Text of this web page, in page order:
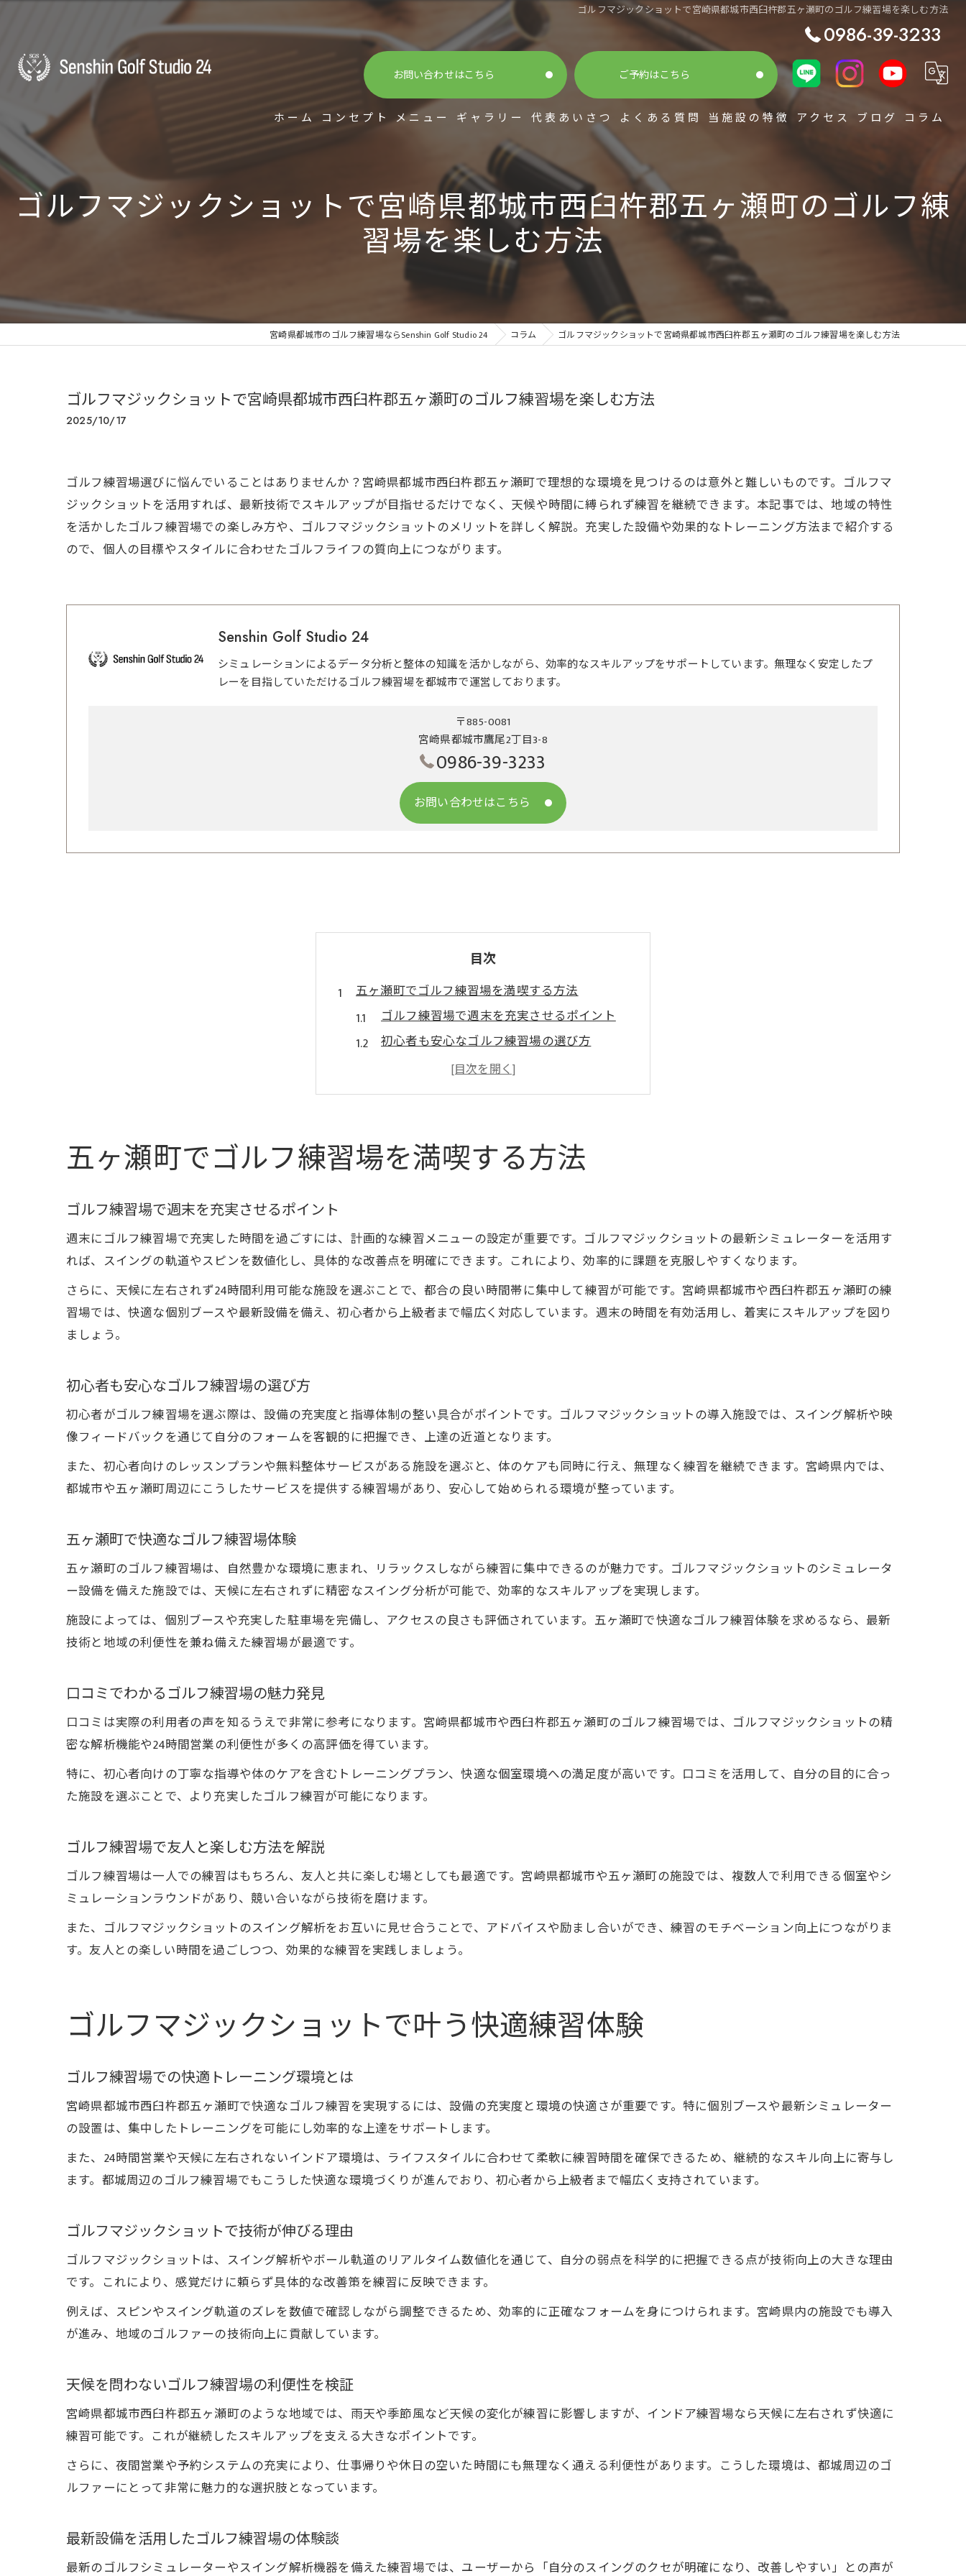
ゴルフマジックショットで宮崎県都城市西臼杵郡五ヶ瀬町のゴルフ練習場を楽しむ方法
0986-39-3233
お問い合わせはこちら ご予約はこちら
ホーム コンセプト メニュー ギャラリー 代表あいさつ よくある質問 当施設の特徴
スコアアップ
初心者
レッスン
アクセス ブログ コラム
ゴルフマジックショットで宮崎県都城市西臼杵郡五ヶ瀬町のゴルフ練
習場を楽しむ方法
宮崎県都城市のゴルフ練習場ならSenshin Golf Studio 24 コラム ゴルフマジックショットで宮崎県都城市西臼杵郡五ヶ瀬町のゴルフ練習場を楽しむ方法
ゴルフマジックショットで宮崎県都城市西臼杵郡五ヶ瀬町のゴルフ練習場を楽しむ方法
2025/10/17
ゴルフ練習場選びに悩んでいることはありませんか？宮崎県都城市西臼杵郡五ヶ瀬町で理想的な環境を見つけるのは意外と難しいものです。ゴルフマ
ジックショットを活用すれば、最新技術でスキルアップが目指せるだけでなく、天候や時間に縛られず練習を継続できます。本記事では、地域の特性
を活かしたゴルフ練習場での楽しみ方や、ゴルフマジックショットのメリットを詳しく解説。充実した設備や効果的なトレーニング方法まで紹介する
ので、個人の目標やスタイルに合わせたゴルフライフの質向上につながります。
Senshin Golf Studio 24
シミュレーションによるデータ分析と整体の知識を活かしながら、効率的なスキルアップをサポートしています。無理なく安定したプ
レーを目指していただけるゴルフ練習場を都城市で運営しております。
〒885-0081
宮崎県都城市鷹尾2丁目3-8
0986-39-3233
お問い合わせはこちら
目次
五ヶ瀬町でゴルフ練習場を満喫する方法
ゴルフ練習場で週末を充実させるポイント
初心者も安心なゴルフ練習場の選び方
五ヶ瀬町で快適なゴルフ練習場体験
口コミでわかるゴルフ練習場の魅力発見
ゴルフマジックショットで叶う快適練習体験
ゴルフ練習場での快適トレーニング環境とは
最新設備を活用したゴルフ練習場の体験談
インドアゴルフ練習場で得られる効果とは
理想のゴルフ練習場選びで差をつける秘訣
長続きするゴルフ練習場の選び方のコツ
ゴルフ練習場の施設設備を徹底チェック
天候を問わない最新練習方法の魅力とは
全天候型ゴルフ練習場の活用術を徹底解説
ゴルフ練習場で雨の日も快適に練習する方法
インドアゴルフ練習場の活用事例を紹介
ゴルフライフ向上へ導く練習場活用術
ゴルフ練習場でスキルアップを目指す方法
効率よく上達できるゴルフ練習場活用法
充実設備で効果実感ゴルフ練習を徹底解説
ゴルフ練習場の最新設備が上達をサポート
快適な個別ブースで集中できる練習環境
ゴルフ練習場で得られる実践的な効果とは
五ヶ瀬町でゴルフ練習場を満喫する方法
ゴルフ練習場で週末を充実させるポイント
週末にゴルフ練習場で充実した時間を過ごすには、計画的な練習メニューの設定が重要です。ゴルフマジックショットの最新シミュレーターを活用す
れば、スイングの軌道やスピンを数値化し、具体的な改善点を明確にできます。これにより、効率的に課題を克服しやすくなります。
さらに、天候に左右されず24時間利用可能な施設を選ぶことで、都合の良い時間帯に集中して練習が可能です。宮崎県都城市や西臼杵郡五ヶ瀬町の練
習場では、快適な個別ブースや最新設備を備え、初心者から上級者まで幅広く対応しています。週末の時間を有効活用し、着実にスキルアップを図り
ましょう。
初心者も安心なゴルフ練習場の選び方
初心者がゴルフ練習場を選ぶ際は、設備の充実度と指導体制の整い具合がポイントです。ゴルフマジックショットの導入施設では、スイング解析や映
像フィードバックを通じて自分のフォームを客観的に把握でき、上達の近道となります。
また、初心者向けのレッスンプランや無料整体サービスがある施設を選ぶと、体のケアも同時に行え、無理なく練習を継続できます。宮崎県内では、
都城市や五ヶ瀬町周辺にこうしたサービスを提供する練習場があり、安心して始められる環境が整っています。
五ヶ瀬町で快適なゴルフ練習場体験
五ヶ瀬町のゴルフ練習場は、自然豊かな環境に恵まれ、リラックスしながら練習に集中できるのが魅力です。ゴルフマジックショットのシミュレータ
ー設備を備えた施設では、天候に左右されずに精密なスイング分析が可能で、効率的なスキルアップを実現します。
施設によっては、個別ブースや充実した駐車場を完備し、アクセスの良さも評価されています。五ヶ瀬町で快適なゴルフ練習体験を求めるなら、最新
技術と地域の利便性を兼ね備えた練習場が最適です。
口コミでわかるゴルフ練習場の魅力発見
口コミは実際の利用者の声を知るうえで非常に参考になります。宮崎県都城市や西臼杵郡五ヶ瀬町のゴルフ練習場では、ゴルフマジックショットの精
密な解析機能や24時間営業の利便性が多くの高評価を得ています。
特に、初心者向けの丁寧な指導や体のケアを含むトレーニングプラン、快適な個室環境への満足度が高いです。口コミを活用して、自分の目的に合っ
た施設を選ぶことで、より充実したゴルフ練習が可能になります。
ゴルフ練習場で友人と楽しむ方法を解説
ゴルフ練習場は一人での練習はもちろん、友人と共に楽しむ場としても最適です。宮崎県都城市や五ヶ瀬町の施設では、複数人で利用できる個室やシ
ミュレーションラウンドがあり、競い合いながら技術を磨けます。
また、ゴルフマジックショットのスイング解析をお互いに見せ合うことで、アドバイスや励まし合いができ、練習のモチベーション向上につながりま
す。友人との楽しい時間を過ごしつつ、効果的な練習を実践しましょう。
ゴルフマジックショットで叶う快適練習体験
ゴルフ練習場での快適トレーニング環境とは
宮崎県都城市西臼杵郡五ヶ瀬町で快適なゴルフ練習を実現するには、設備の充実度と環境の快適さが重要です。特に個別ブースや最新シミュレーター
の設置は、集中したトレーニングを可能にし効率的な上達をサポートします。
また、24時間営業や天候に左右されないインドア環境は、ライフスタイルに合わせて柔軟に練習時間を確保できるため、継続的なスキル向上に寄与し
ます。都城周辺のゴルフ練習場でもこうした快適な環境づくりが進んでおり、初心者から上級者まで幅広く支持されています。
ゴルフマジックショットで技術が伸びる理由
ゴルフマジックショットは、スイング解析やボール軌道のリアルタイム数値化を通じて、自分の弱点を科学的に把握できる点が技術向上の大きな理由
です。これにより、感覚だけに頼らず具体的な改善策を練習に反映できます。
例えば、スピンやスイング軌道のズレを数値で確認しながら調整できるため、効率的に正確なフォームを身につけられます。宮崎県内の施設でも導入
が進み、地域のゴルファーの技術向上に貢献しています。
天候を問わないゴルフ練習場の利便性を検証
宮崎県都城市西臼杵郡五ヶ瀬町のような地域では、雨天や季節風など天候の変化が練習に影響しますが、インドア練習場なら天候に左右されず快適に
練習可能です。これが継続したスキルアップを支える大きなポイントです。
さらに、夜間営業や予約システムの充実により、仕事帰りや休日の空いた時間にも無理なく通える利便性があります。こうした環境は、都城周辺のゴ
ルファーにとって非常に魅力的な選択肢となっています。
最新設備を活用したゴルフ練習場の体験談
最新のゴルフシミュレーターやスイング解析機器を備えた練習場では、ユーザーから「自分のスイングのクセが明確になり、改善しやすい」との声が